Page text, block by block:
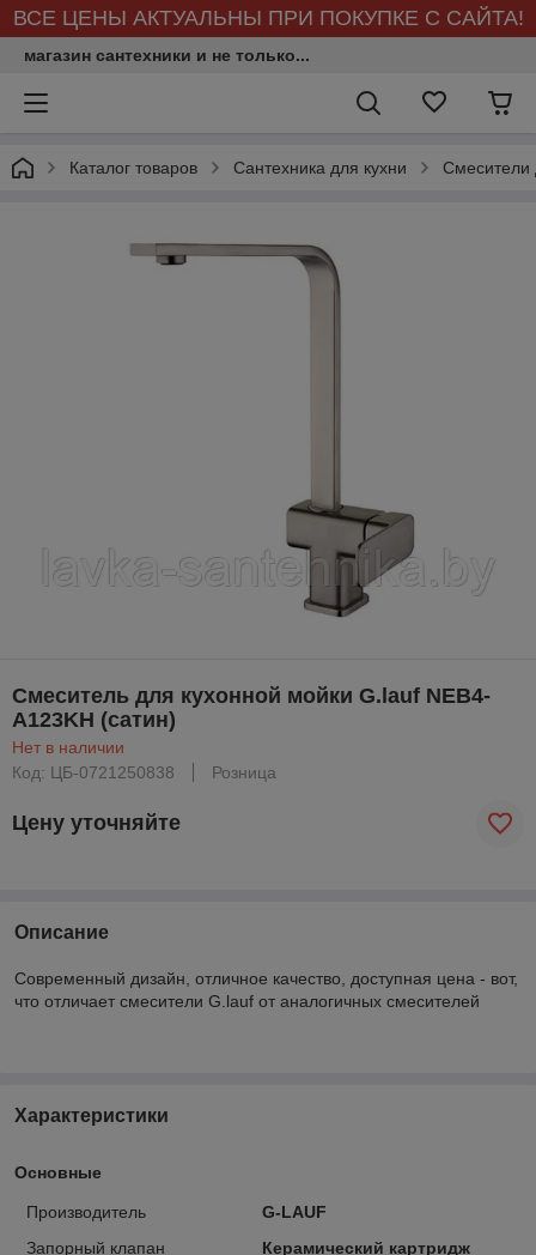
ВСЕ ЦЕНЫ АКТУАЛЬНЫ ПРИ ПОКУПКЕ С САЙТА!
магазин сантехники и не только...
Каталог товаров Сантехника для кухни Смесители
Смеситель для кухонной мойки G.lauf NEB4-
A123KH (сатин)
Нет в наличии
Код: ЦБ-0721250838
Розница
Цену уточняйте
Описание
Современный дизайн, отличное качество, доступная цена - вот,
что отличает смесители G.lauf от аналогичных смесителей
Характеристики
Основные
Производитель
G-LAUF
Запорный клапан
Керамический картридж